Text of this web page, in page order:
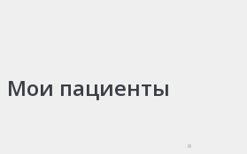
Мои пациенты